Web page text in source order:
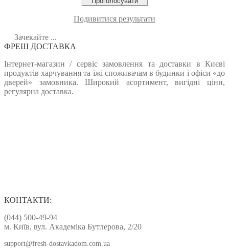
Подивитися результати
Зачекайте ...
ФРЕШ ДОСТАВКА
Інтернет-магазин / сервіс замовлення та доставки в Києві
продуктів харчування та їжі споживачам в будинки і офіси «до
дверей» замовника. Широкий асортимент, вигідні ціни,
регулярна доставка.
КОНТАКТИ:
(044) 500-49-94
м. Київ, вул. Академіка Бутлерова, 2/20
support@fresh-dostavkadom.com.ua